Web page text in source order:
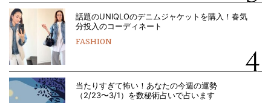
話題のUNIQLOのデニムジャケットを購入！春気
分投入のコーディネート
FASHION
当たりすぎて怖い！あなたの今週の運勢
（2/23〜3/1）を数秘術占いで占います